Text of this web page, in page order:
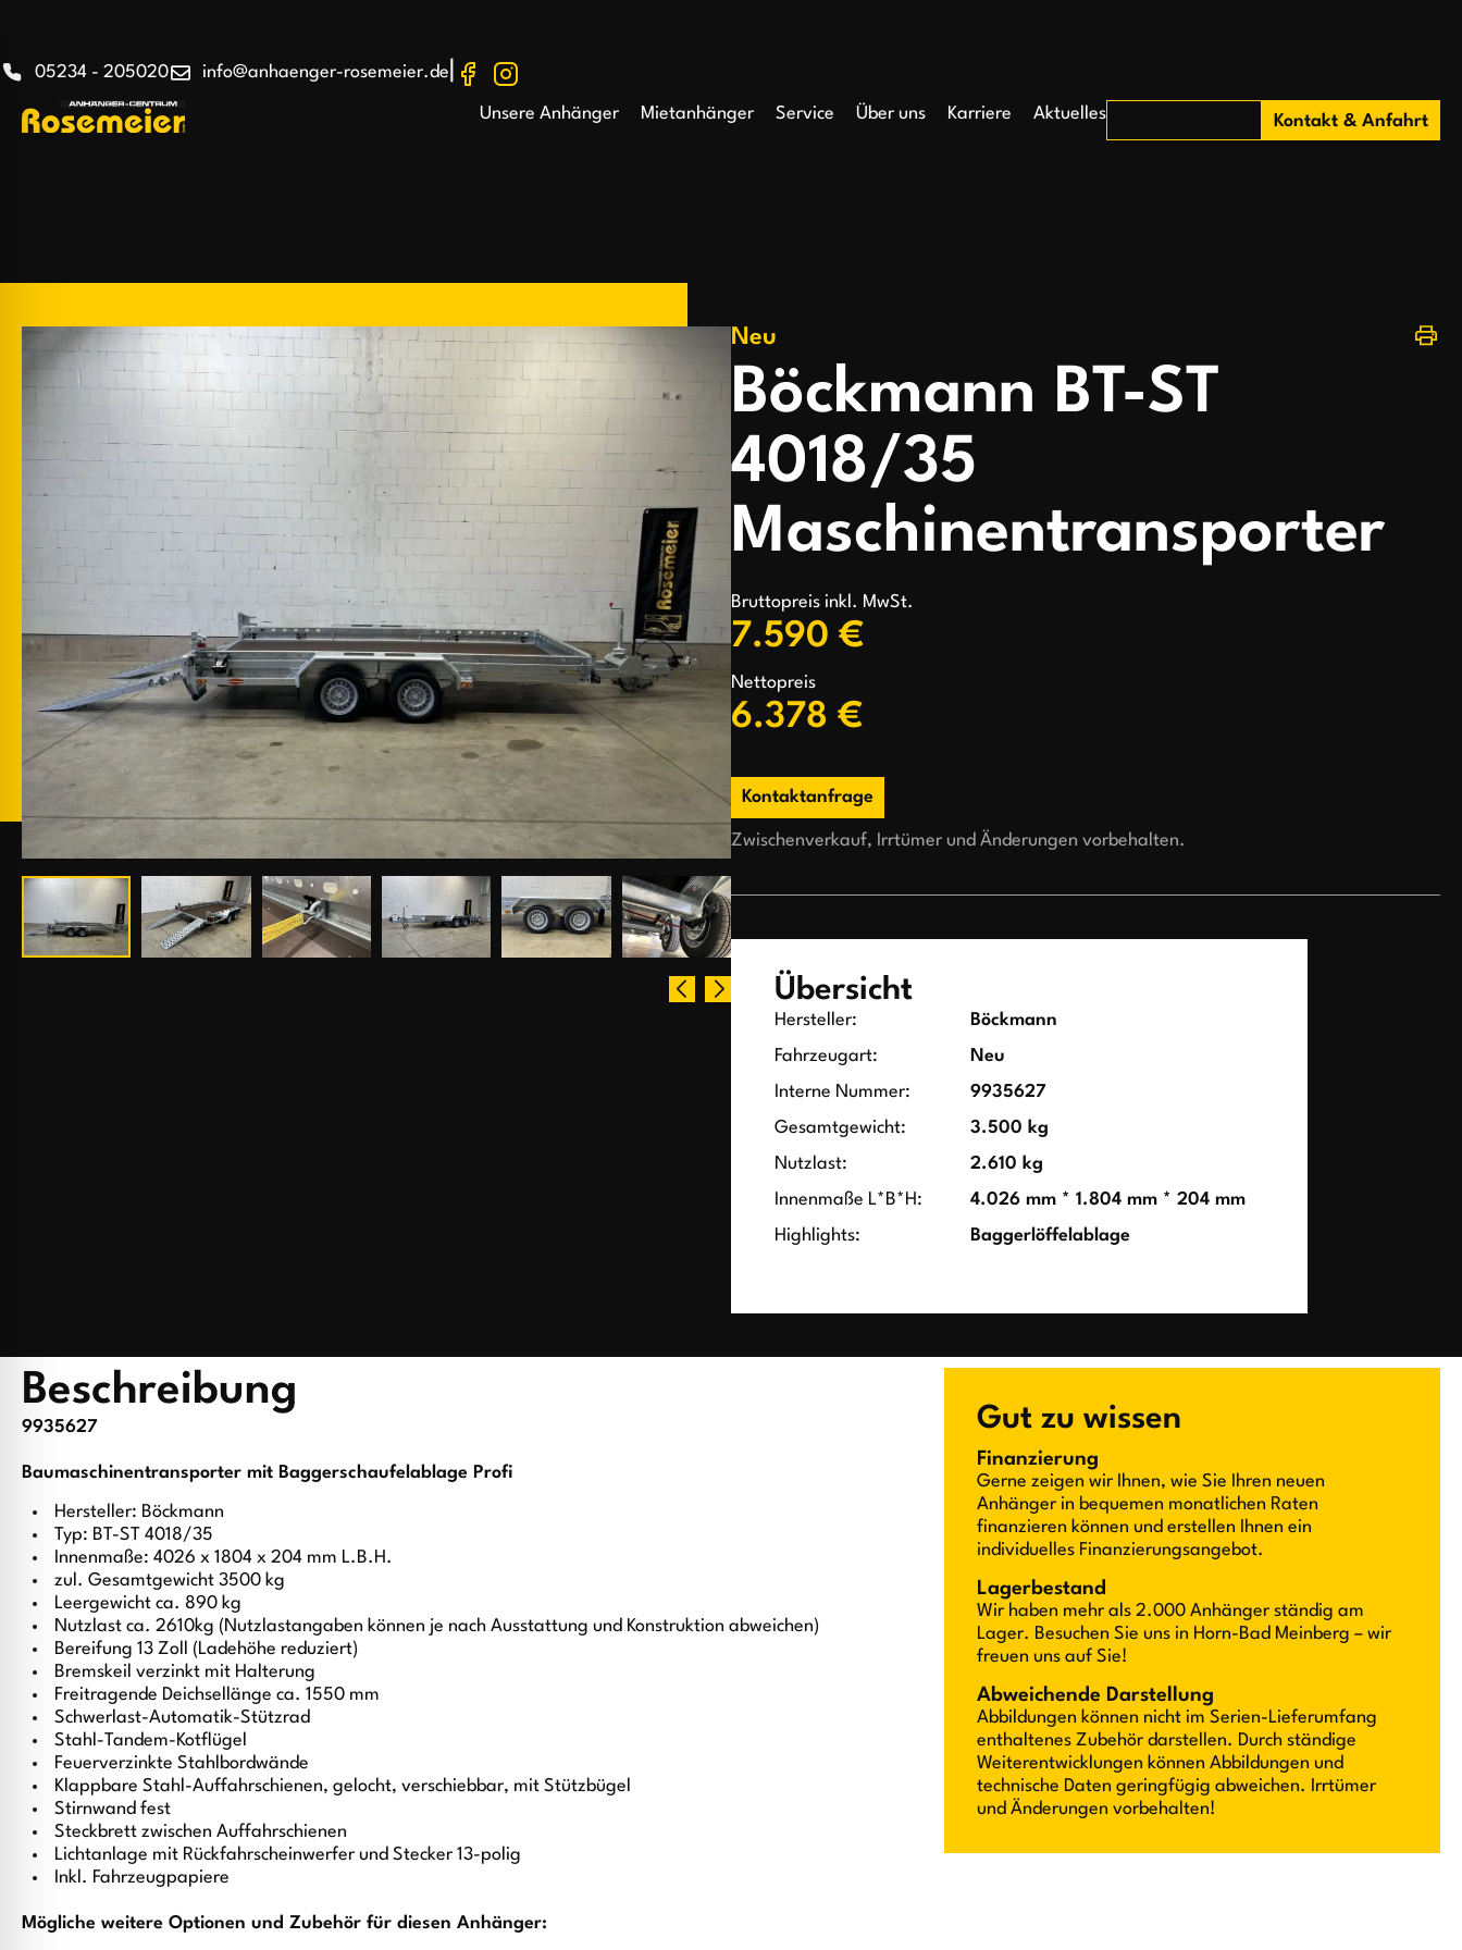
05234 - 205020 info@anhaenger-rosemeier.de
Unsere Anhänger Mietanhänger Service Über uns Karriere Aktuelles Kontakt & Anfahrt
Neu
Böckmann BT-ST
4018/35
Maschinentransporter
Bruttopreis inkl. MwSt.
7.590 €
Nettopreis
6.378 €
Kontaktanfrage
Zwischenverkauf, Irrtümer und Änderungen vorbehalten.
Übersicht
Hersteller:
Böckmann
Fahrzeugart:
Neu
Interne Nummer:
9935627
Gesamtgewicht:
3.500 kg
Nutzlast:
2.610 kg
Innenmaße L*B*H:
4.026 mm * 1.804 mm * 204 mm
Highlights:
Baggerlöffelablage
Beschreibung
9935627
Baumaschinentransporter mit Baggerschaufelablage Profi
Hersteller: Böckmann
Typ: BT-ST 4018/35
Innenmaße: 4026 x 1804 x 204 mm L.B.H.
zul. Gesamtgewicht 3500 kg
Leergewicht ca. 890 kg
Nutzlast ca. 2610kg (Nutzlastangaben können je nach Ausstattung und Konstruktion abweichen)
Bereifung 13 Zoll (Ladehöhe reduziert)
Bremskeil verzinkt mit Halterung
Freitragende Deichsellänge ca. 1550 mm
Schwerlast-Automatik-Stützrad
Stahl-Tandem-Kotflügel
Feuerverzinkte Stahlbordwände
Klappbare Stahl-Auffahrschienen, gelocht, verschiebbar, mit Stützbügel
Stirnwand fest
Steckbrett zwischen Auffahrschienen
Lichtanlage mit Rückfahrscheinwerfer und Stecker 13-polig
Inkl. Fahrzeugpapiere
Mögliche weitere Optionen und Zubehör für diesen Anhänger:
Gut zu wissen
Finanzierung
Gerne zeigen wir Ihnen, wie Sie Ihren neuen
Anhänger in bequemen monatlichen Raten
finanzieren können und erstellen Ihnen ein
individuelles Finanzierungsangebot.
Lagerbestand
Wir haben mehr als 2.000 Anhänger ständig am
Lager. Besuchen Sie uns in Horn-Bad Meinberg – wir
freuen uns auf Sie!
Abweichende Darstellung
Abbildungen können nicht im Serien-Lieferumfang
enthaltenes Zubehör darstellen. Durch ständige
Weiterentwicklungen können Abbildungen und
technische Daten geringfügig abweichen. Irrtümer
und Änderungen vorbehalten!